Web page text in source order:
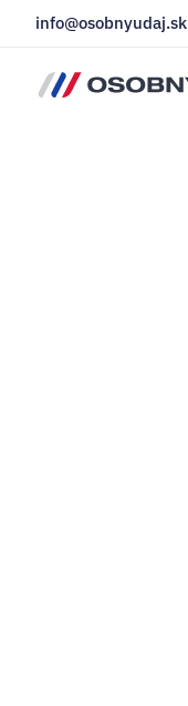
info@osobnyudaj.sk